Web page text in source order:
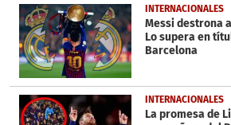
INTERNACIONALES
Messi destrona
Lo supera en
Barcelona
INTERNACIONALES
La promesa de